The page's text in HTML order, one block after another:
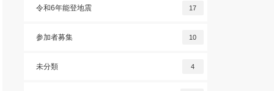
令和6年能登地震 17
参加者募集 10
未分類 4